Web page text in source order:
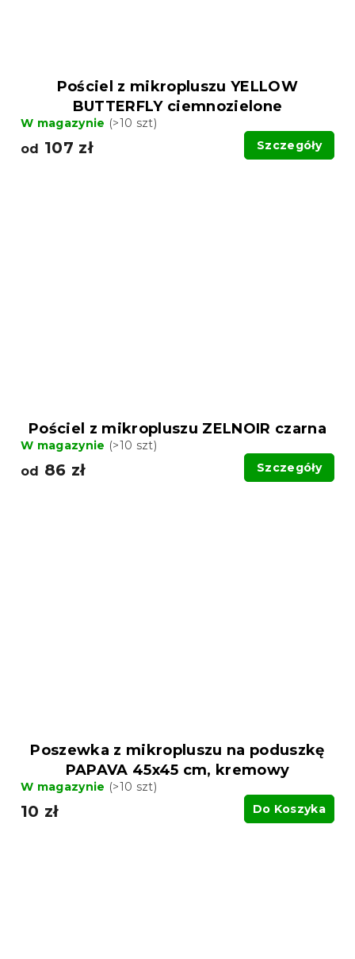
Pościel z mikropluszu YELLOW
BUTTERFLY ciemnozielone
W magazynie (>10 szt)
od 107 zł Szczegóły
Pościel z mikropluszu ZELNOIR czarna
W magazynie (>10 szt)
od 86 zł Szczegóły
Poszewka z mikropluszu na poduszkę
PAPAVA 45x45 cm, kremowy
W magazynie (>10 szt)
10 zł Do Koszyka